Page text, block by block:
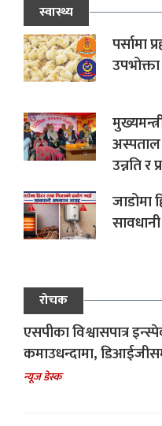
स्वास्थ्य
पर्सामा
अस्पताल
उन्नति र
जाडोमा
रोचक
एसपीका विश्वासपात्र
कमाउधन्दामा,
न्यूज डेस्क